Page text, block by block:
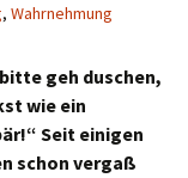
, Wahrnehmung
geh duschen,
wie ein
Seit einigen
schon vergaß